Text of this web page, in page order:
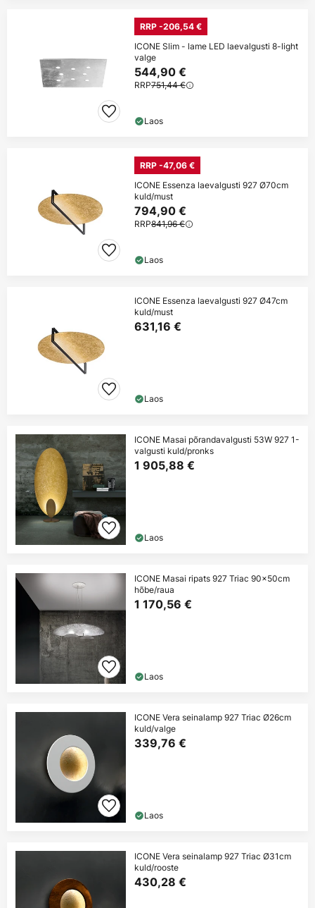
RRP -206,54 €
ICONE Slim - lame LED laevalgusti 8-light
valge
544,90 €
RRP751,44 €
Laos
RRP -47,06 €
ICONE Essenza laevalgusti 927 Ø70cm
kuld/must
794,90 €
RRP841,96 €
Laos
ICONE Essenza laevalgusti 927 Ø47cm
kuld/must
631,16 €
Laos
ICONE Masai põrandavalgusti 53W 927 1-
valgusti kuld/pronks
1 905,88 €
Laos
ICONE Masai ripats 927 Triac 90x50cm
hõbe/raua
1 170,56 €
Laos
ICONE Vera seinalamp 927 Triac Ø26cm
kuld/valge
339,76 €
Laos
ICONE Vera seinalamp 927 Triac Ø31cm
kuld/rooste
430,28 €